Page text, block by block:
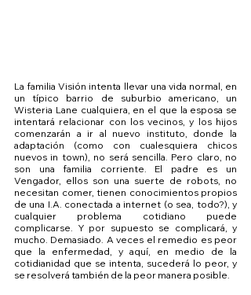
La familia Visión intenta llevar una vida normal, en
un típico barrio de suburbio americano, un
Wisteria Lane cualquiera, en el que la esposa se
intentará relacionar con los vecinos, y los hijos
comenzarán a ir al nuevo instituto, donde la
adaptación (como con cualesquiera chicos
nuevos in town), no será sencilla. Pero claro, no
son una familia corriente. El padre es un
Vengador, ellos son una suerte de robots, no
necesitan comer, tienen conocimientos propios
de una I.A. conectada a internet (o sea, todo?), y
cualquier problema cotidiano puede
complicarse. Y por supuesto se complicará, y
mucho. Demasiado. A veces el remedio es peor
que la enfermedad, y aquí, en medio de la
cotidianidad que se intenta, sucederá lo peor, y
se resolverá también de la peor manera posible.